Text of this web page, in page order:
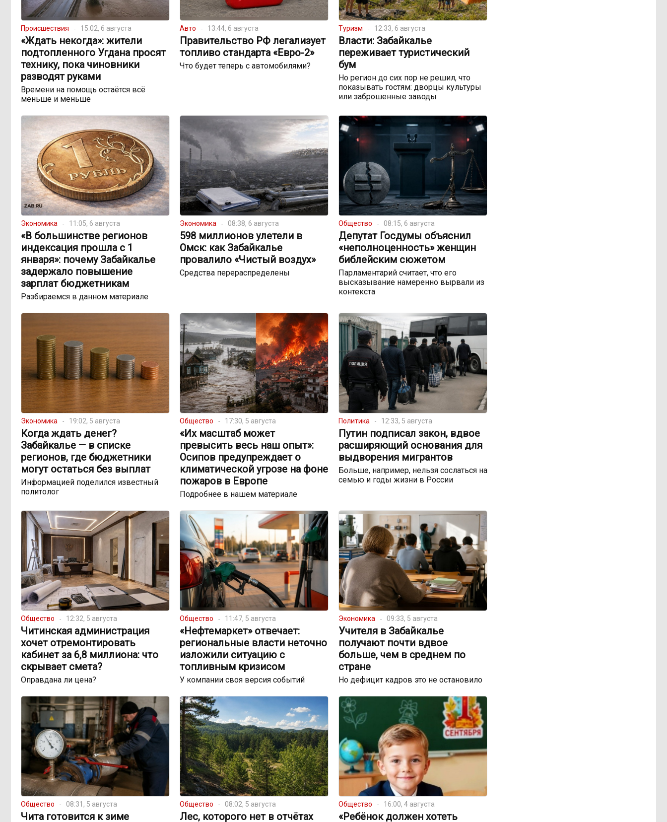
Происшествия 15:02, 6 августа
«Ждать некогда»: жители
подтопленного Угдана просят
технику, пока чиновники
разводят руками
Времени на помощь остаётся всё
меньше и меньше
Авто 13:44, 6 августа
Правительство РФ легализует
топливо стандарта «Евро-2»
Что будет теперь с автомобилями?
Туризм 12:33, 6 августа
Власти: Забайкалье
переживает туристический
бум
Но регион до сих пор не решил, что
показывать гостям: дворцы культуры
или заброшенные заводы
Экономика 11:05, 6 августа
«В большинстве регионов
индексация прошла с 1
января»: почему Забайкалье
задержало повышение
зарплат бюджетникам
Разбираемся в данном материале
Экономика 08:38, 6 августа
598 миллионов улетели в
Омск: как Забайкалье
провалило «Чистый воздух»
Средства перераспределены
Общество 08:15, 6 августа
Депутат Госдумы объяснил
«неполноценность» женщин
библейским сюжетом
Парламентарий считает, что его
высказывание намеренно вырвали из
контекста
Экономика 19:02, 5 августа
Когда ждать денег?
Забайкалье — в списке
регионов, где бюджетники
могут остаться без выплат
Информацией поделился известный
политолог
Общество 17:30, 5 августа
«Их масштаб может
превысить весь наш опыт»:
Осипов предупреждает о
климатической угрозе на фоне
пожаров в Европе
Подробнее в нашем материале
Политика 12:33, 5 августа
Путин подписал закон, вдвое
расширяющий основания для
выдворения мигрантов
Больше, например, нельзя сослаться на
семью и годы жизни в России
Общество 12:32, 5 августа
Читинская администрация
хочет отремонтировать
кабинет за 6,8 миллиона: что
скрывает смета?
Оправдана ли цена?
Общество 11:47, 5 августа
«Нефтемаркет» отвечает:
региональные власти неточно
изложили ситуацию с
топливным кризисом
У компании своя версия событий
Экономика 09:33, 5 августа
Учителя в Забайкалье
получают почти вдвое
больше, чем в среднем по
стране
Но дефицит кадров это не остановило
Общество 08:31, 5 августа
Чита готовится к зиме
Общество 08:02, 5 августа
Лес, которого нет в отчётах
Общество 16:00, 4 августа
«Ребёнок должен хотеть